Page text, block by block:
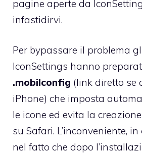
pagine aperte da
infastidirvi.
Per bypassare il problema
IconSettings hanno
.mobilconfig (link diretto se
iPhone) che imposta
le icone ed evita la
su Safari. L’inconveniente,
nel fatto che dopo